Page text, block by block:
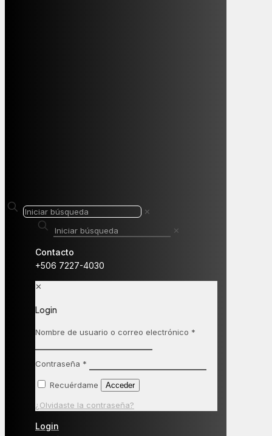
✕
✕
Contacto
+506 7227-4030
✕
Login
Nombre de usuario o correo electrónico *
Contraseña *
Recuérdame Acceder
¿Olvidaste la contraseña?
Login